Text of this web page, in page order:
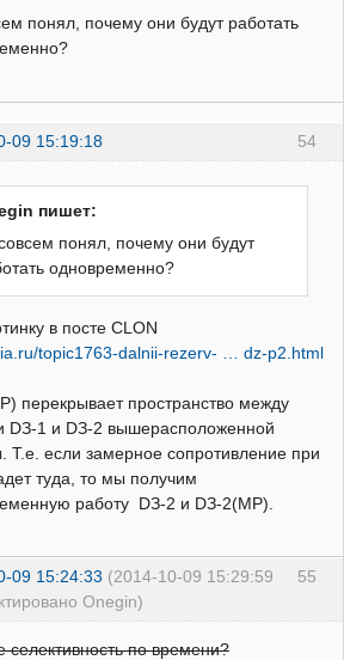
понял, почему они будут работать
54
09 15:19:18
пишет:
понял, почему они будут
одновременно?
в посте CLON
topic1763-dalnii-rezerv- … dz-p2.html
перекрывает пространство между
DЗ-1 и DЗ-2 вышерасположенной
Т.е. если замерное сопротивление при
туда, то мы получим
работу DЗ-2 и DЗ-2(MP).
55
09 15:24:33 (2014-10-09 15:29:59
Onegin)
селективность по времени?